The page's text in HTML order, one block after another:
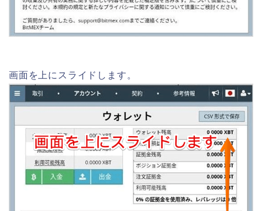
画面を上にスライドします。